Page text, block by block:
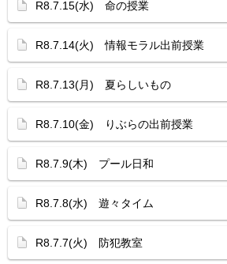
R8.7.15(水) 命の授業
R8.7.14(火) 情報モラル出前授業
R8.7.13(月) 夏らしいもの
R8.7.10(金) りぶらの出前授業
R8.7.9(木) プール日和
R8.7.8(水) 遊々タイム
R8.7.7(火) 防犯教室